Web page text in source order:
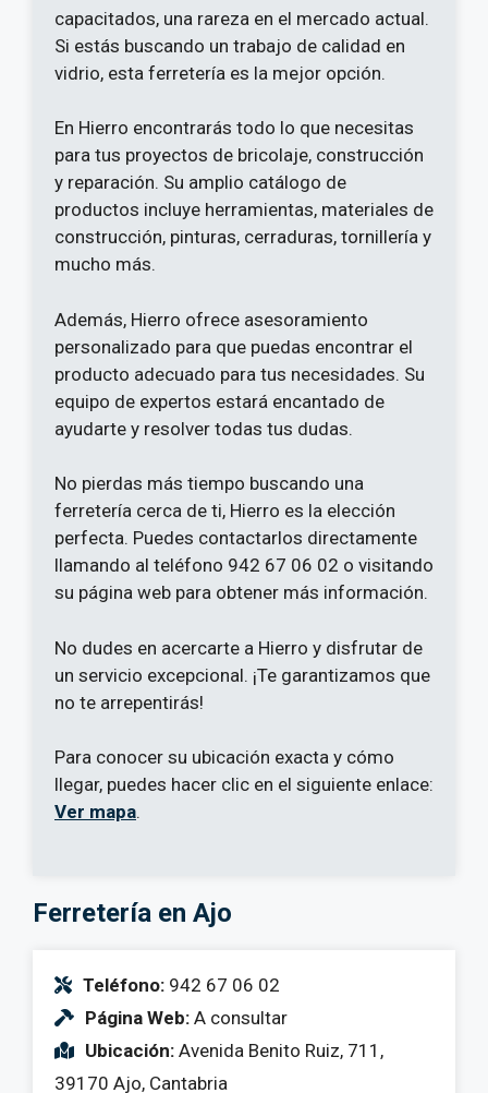
capacitados, una rareza en el mercado actual.
Si estás buscando un trabajo de calidad en
vidrio, esta ferretería es la mejor opción.
En Hierro encontrarás todo lo que necesitas
para tus proyectos de bricolaje, construcción
y reparación. Su amplio catálogo de
productos incluye herramientas, materiales de
construcción, pinturas, cerraduras, tornillería y
mucho más.
Además, Hierro ofrece asesoramiento
personalizado para que puedas encontrar el
producto adecuado para tus necesidades. Su
equipo de expertos estará encantado de
ayudarte y resolver todas tus dudas.
No pierdas más tiempo buscando una
ferretería cerca de ti, Hierro es la elección
perfecta. Puedes contactarlos directamente
llamando al teléfono 942 67 06 02 o visitando
su página web para obtener más información.
No dudes en acercarte a Hierro y disfrutar de
un servicio excepcional. ¡Te garantizamos que
no te arrepentirás!
Para conocer su ubicación exacta y cómo
llegar, puedes hacer clic en el siguiente enlace:
Ver mapa.
Ferretería en Ajo
Teléfono: 942 67 06 02
Página Web: A consultar
Ubicación: Avenida Benito Ruiz, 711,
39170 Ajo, Cantabria